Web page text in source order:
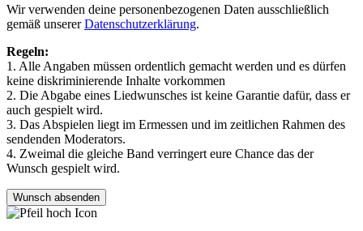
Wir verwenden deine personenbezogenen Daten ausschließlich
gemäß unsererDatenschutzerklärung.
Regeln:
1. Alle Angaben müssen ordentlich gemacht werden und es dürfen
keine diskriminierende Inhalte vorkommen
2. Die Abgabe eines Liedwunsches ist keine Garantie dafür, dass er
auch gespielt wird.
3. Das Abspielen liegt im Ermessen und im zeitlichen Rahmen des
sendenden Moderators.
4. Zweimal die gleiche Band verringert eure Chance das der
Wunsch gespielt wird.
Wunsch absenden